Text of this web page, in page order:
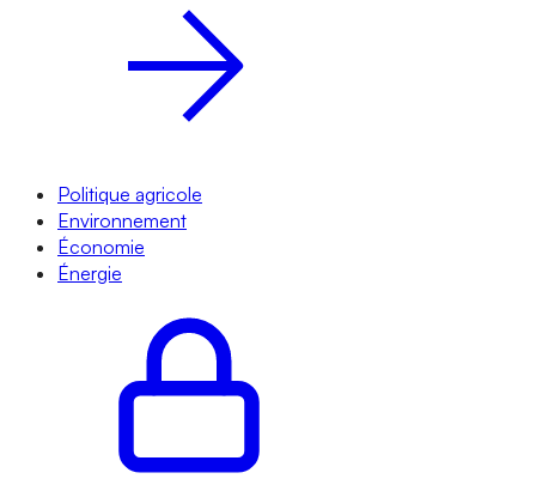
Politique agricole
Environnement
Économie
Énergie